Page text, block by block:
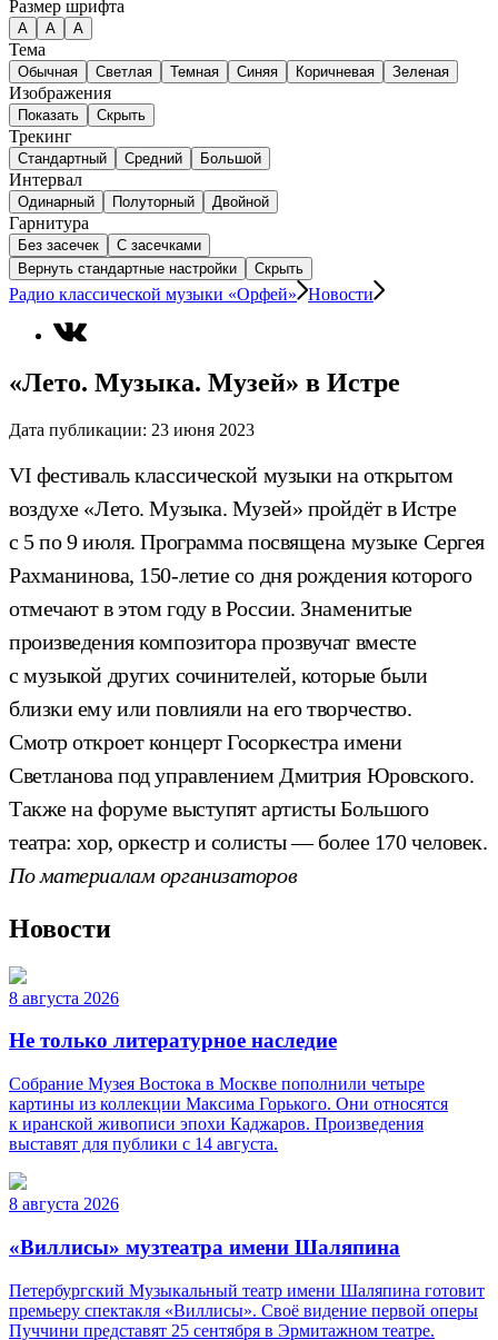
Размер шрифта
А A A
Тема
Обычная Светлая Темная Синяя Коричневая Зеленая
Изображения
Показать Скрыть
Трекинг
Стандартный Средний Большой
Интервал
Одинарный Полуторный Двойной
Гарнитура
Без засечек
С засечками
Вернуть стандартные настройки
Скрыть
Радио классической музыки «Орфей» Новости
«Лето. Музыка. Музей» в Истре
Дата публикации: 23 июня 2023
VI фестиваль классической музыки на открытом
воздухе «Лето. Музыка. Музей» пройдёт в Истре
с 5 по 9 июля. Программа посвящена музыке Сергея
Рахманинова, 150-летие со дня рождения которого
отмечают в этом году в России. Знаменитые
произведения композитора прозвучат вместе
с музыкой других сочинителей, которые были
близки ему или повлияли на его творчество.
Смотр откроет концерт Госоркестра имени
Светланова под управлением Дмитрия Юровского.
Также на форуме выступят артисты Большого
театра: хор, оркестр и солисты — более 170 человек.
По материалам организаторов
Новости
8 августа 2026
Не только литературное наследие
Собрание Музея Востока в Москве пополнили четыре
картины из коллекции Максима Горького. Они относятся
к иранской живописи эпохи Каджаров. Произведения
выставят для публики с 14 августа.
8 августа 2026
«Виллисы» музтеатра имени Шаляпина
Петербургский Музыкальный театр имени Шаляпина готовит
премьеру спектакля «Виллисы». Своё видение первой оперы
Пуччини представят 25 сентября в Эрмитажном театре.